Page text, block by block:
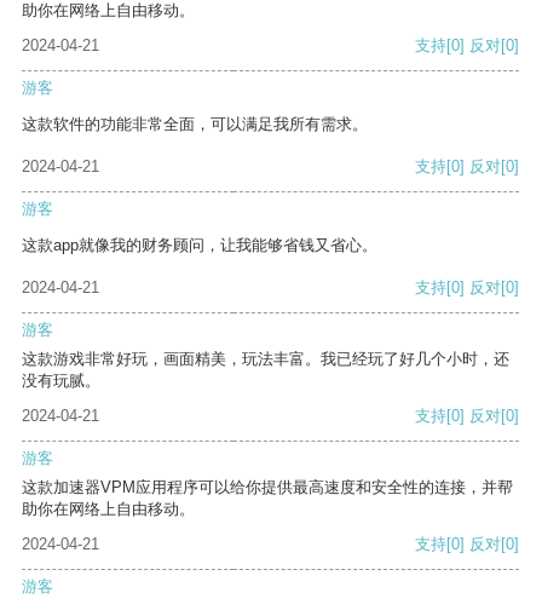
助你在网络上自由移动。
2024-04-21
支持[0] 反对[0]
游客
这款软件的功能非常全面，可以满足我所有需求。
2024-04-21 支持[0] 反对[0]
游客
这款app就像我的财务顾问，让我能够省钱又省心。
2024-04-21 支持[0] 反对[0]
游客
这款游戏非常好玩，画面精美，玩法丰富。我已经玩了好几个小时，还
没有玩腻。
2024-04-21
支持[0] 反对[0]
游客
这款加速器VPM应用程序可以给你提供最高速度和安全性的连接，并帮
助你在网络上自由移动。
2024-04-21
支持[0] 反对[0]
游客